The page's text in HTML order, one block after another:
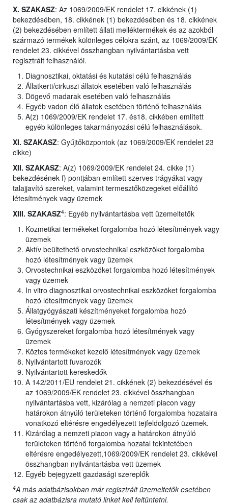
X. SZAKASZ: Az 1069/2009/EK rendelet 17. cikkének (1)
bekezdésében, 18. cikkének (1) bekezdésében és 18. cikkének
(2) bekezdésében említett állati melléktermékek és az azokból
származó termékek különleges célokra szánt, az 1069/2009/EK
rendelet 23. cikkével összhangban nyilvántartásba vett
regisztrált felhasználói.
Diagnosztikai, oktatási és kutatási célú felhasználás
Állatkerti/cirkuszi állatok esetében való felhasználás
Dögevő madarak esetében való felhasználás
Egyéb vadon élő állatok esetében történő felhasználás
A(z) 1069/2009/EK rendelet 17. és18. cikkében említett
egyéb különleges takarmányozási célú felhasználások.
XI. SZAKASZ: Gyűjtőközpontok (az 1069/2009/EK rendelet 23
cikke)
XII. SZAKASZ: A(z) 1069/2009/EK rendelet 24. cikke (1)
bekezdésének f) pontjában említett szerves trágyákat vagy
talajjavító szereket, valamint termesztőközegeket előállító
létesítmények vagy üzemek
XIII. SZAKASZ4: Egyéb nyilvántartásba vett üzemeltetők
Kozmetikai termékeket forgalomba hozó létesítmények vagy
üzemek
Aktív beültethető orvostechnikai eszközöket forgalomba
hozó létesítmények vagy üzemek
Orvostechnikai eszközöket forgalomba hozó létesítmények
vagy üzemek
In vitro diagnosztikai orvostechnikai eszközöket forgalomba
hozó létesítmények vagy üzemek
Állatgyógyászati készítményeket forgalomba hozó
létesítmények vagy üzemek
Gyógyszereket forgalomba hozó létesítmények vagy
üzemek
Köztes termékeket kezelő létesítmények vagy üzemek
Nyilvántartott fuvarozók
Nyilvántartott kereskedők
A 142/2011/EU rendelet 21. cikkének (2) bekezdésével és
az 1069/2009/EK rendelet 23. cikkével összhangban
nyilvántartásba vett, kizárólag a nemzeti piacon vagy
határokon átnyúló területeken történő forgalomba hozatalra
vonatkozó eltérésre engedélyezett tejfeldolgozó üzemek.
Kizárólag a nemzeti piacon vagy a határokon átnyúló
területeken történő forgalomba hozatal tekintetében
eltérésre engedélyezett,1069/2009/EK rendelet 23. cikkével
összhangban nyilvántartásba vett üzemek
Egyéb bejegyzett gazdasági szereplők
4A más adatbázisokban már regisztrált üzemeltetők esetében
csak az adatbázisra mutató linket kell feltüntetni.